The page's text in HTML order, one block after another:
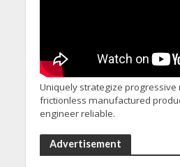
Uniquely strategize
frictionless manufactured
engineer reliable.
Advertisement